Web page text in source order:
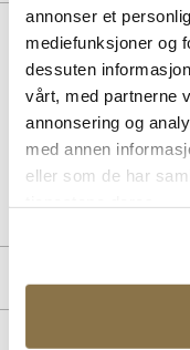
annonser et
mediefunksjoner og
dessuten
vårt, med partnerne
annonsering og
med annen
eller som de har
Beskrivelse
Sporty og gode
har 2 borrelåser for best
i strandkanten.
Art. nr 72433007
Lev. art. nr23V3403
Produktdetaljer